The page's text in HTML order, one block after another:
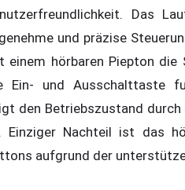
Das
und präzise
einem hörbaren Piepton die
Ein- und Ausschalttaste
den Betriebszustand durch
Einziger Nachteil ist das
aufgrund der